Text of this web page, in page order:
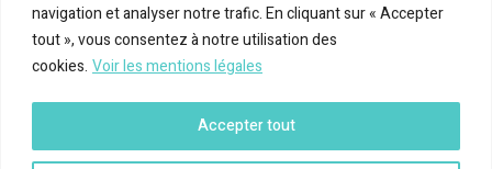
navigation et analyser notre trafic. En cliquant sur « Accepter
tout », vous consentez à notre utilisation des
cookies. Voir les mentions légales
Accepter tout
Serres-sur-Arget
Bénac
Foix